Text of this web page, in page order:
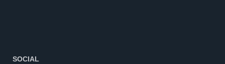
SOCIAL